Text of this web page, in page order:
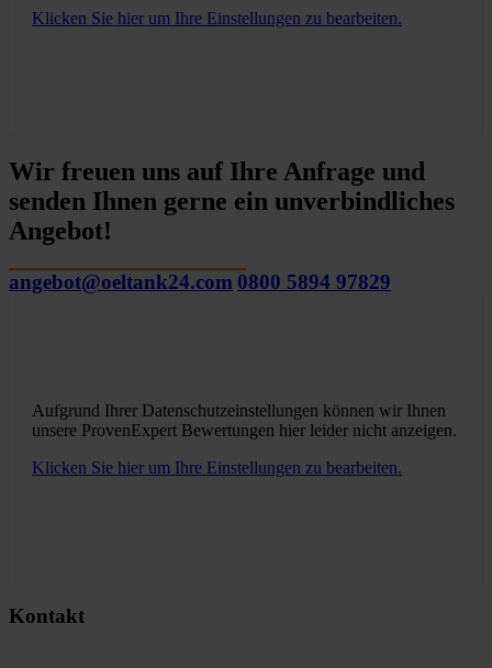
Klicken Sie hier um Ihre Einstellungen zu bearbeiten.
Wir freuen uns auf Ihre Anfrage und
senden Ihnen gerne ein unverbindliches
Angebot!
angebot@oeltank24.com 0800 5894 97829
Aufgrund Ihrer Datenschutzeinstellungen können wir Ihnen
unsere ProvenExpert Bewertungen hier leider nicht anzeigen.
Klicken Sie hier um Ihre Einstellungen zu bearbeiten.
Kontakt